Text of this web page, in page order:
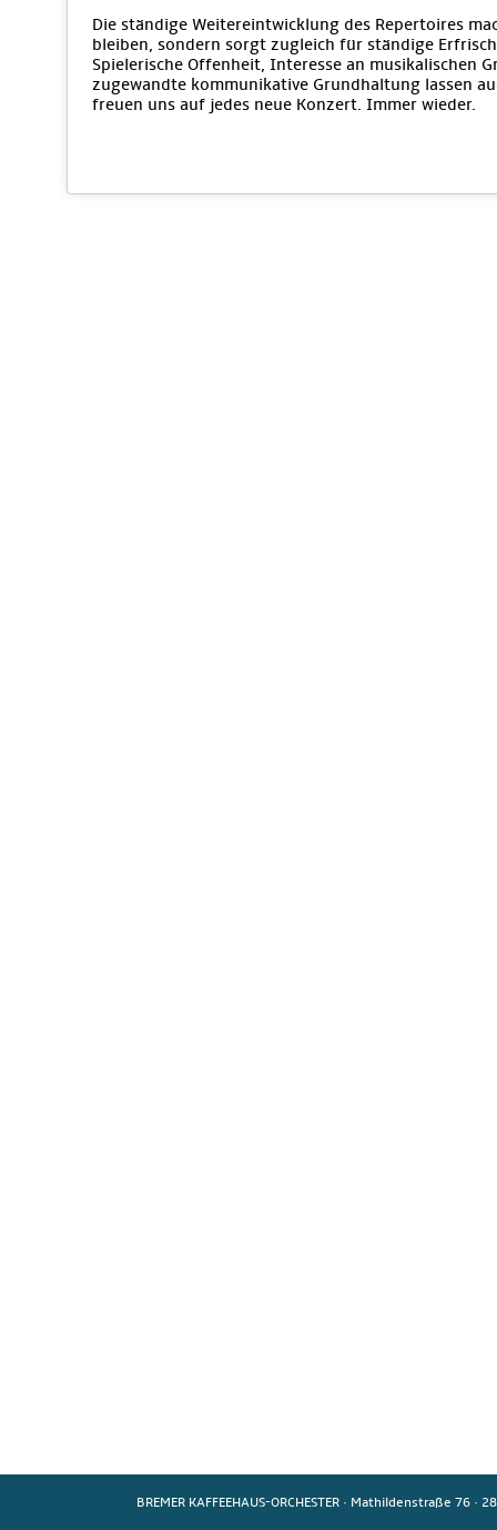
Die ständige Weitereintwicklung des Repertoires
bleiben, sondern sorgt zugleich für ständige
Spielerische Offenheit, Interesse an musikalischen
zugewandte kommunikative Grundhaltung lassen
freuen uns auf jedes neue Konzert. Immer wieder.
BREMER KAFFEEHAUS-ORCHESTER · Mathildenstraße 76 ·